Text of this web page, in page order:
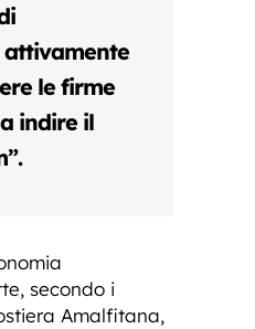
le firme
indire il
secondo i
Amalfitana,